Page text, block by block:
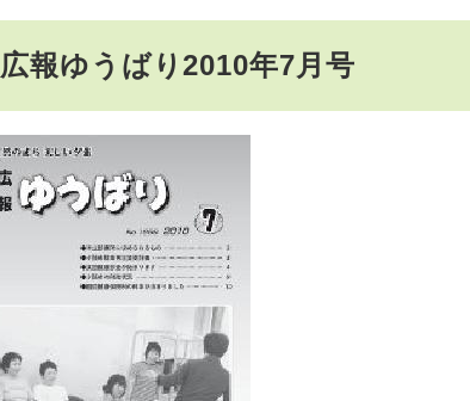
広報ゆうばり2010年7月号